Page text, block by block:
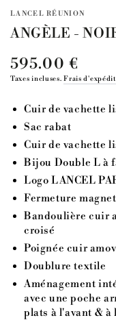
LANCEL RÉUNION
ANGÈLE -
Prix
normal
595.00 €
Taxes incluses.Frais
Cuir de vachette
Sac rabat
Cuir de vachette
Bijou Double L à
Logo LANCEL
Fermeture magnet
Bandoulière cuir
croisé
Poignée cuir
Doublure textile
Aménagement
avec une poche
plats à l'avant & à